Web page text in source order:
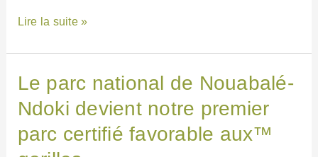
Lire la suite »
Le parc national de Nouabalé-
Ndoki devient notre premier
parc certifié favorable aux™
Le
parc
national
de
Ndoki
devient